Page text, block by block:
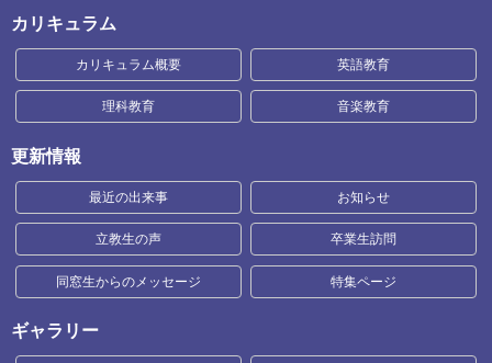
カリキュラム
カリキュラム概要 英語教育
理科教育 音楽教育
更新情報
最近の出来事 お知らせ
立教生の声 卒業生訪問
同窓生からのメッセージ 特集ページ
ギャラリー